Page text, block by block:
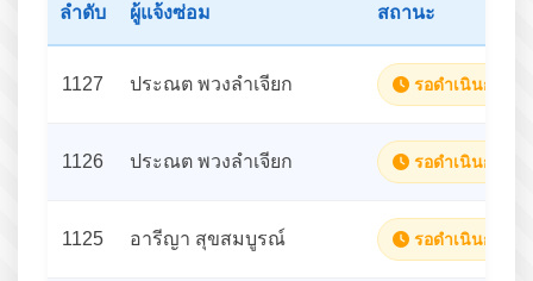
ลำดับ ผู้แจ้งซ่อม สถานะ
1127 ประณต พวงลำเจียก รอดำเนินการ
1126 ประณต พวงลำเจียก รอดำเนินการ
1125 อารีญา สุขสมบูรณ์ รอดำเนินการ